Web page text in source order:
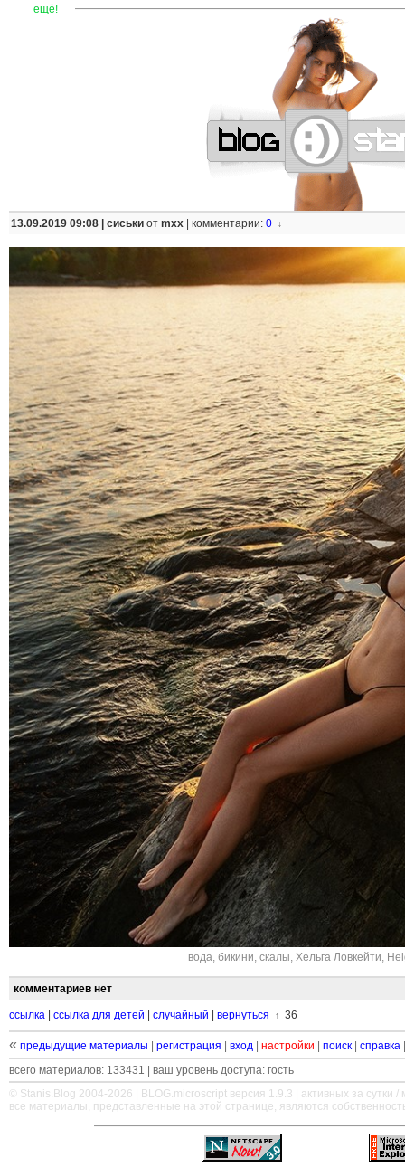
ещё! ——————————————————————
13.09.2019 09:08 | сиськи от mxx комментарии: 0 ↓
вода, бикини, скалы, Хельга Ловкейти,
комментариев нет
ссылка ссылка для детей случайный вернуться ↑ 36
« предыдущие материалы регистрация вход настройки поиск справка
всего материалов: 133431 | ваш уровень доступа: гость
© Stanis.Blog 2004-2026 |
BLOG.microscript версия 1.9.3 | активных за сутки /
все материалы, представленные на этой странице, являются
—————————————————————